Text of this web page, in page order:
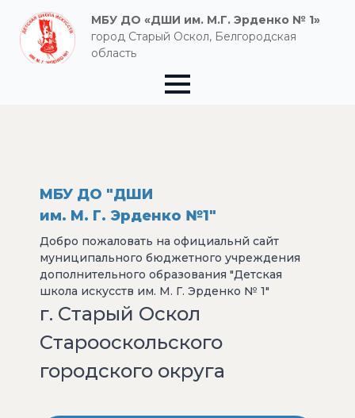
МБУ ДО «ДШИ им. М.Г. Эрденко № 1»
город Старый Оскол, Белгородская
область
МБУ ДО "ДШИ
им. М. Г. Эрденко №1"
Добро пожаловать на официальнй сайт
муниципального бюджетного учреждения
дополнительного образования "Детская
школа искусств им. М. Г. Эрденко № 1"
г. Старый Оскол
Старооскольского
городского округа